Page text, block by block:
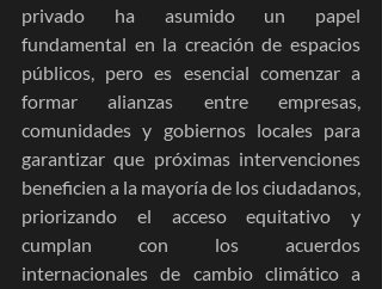
privado ha asumido un papel
fundamental en la creación de espacios
públicos, pero es esencial comenzar a
formar alianzas entre empresas,
comunidades y gobiernos locales para
garantizar que próximas intervenciones
beneficien a la mayoría de los ciudadanos,
priorizando el acceso equitativo y
cumplan con los acuerdos
internacionales de cambio climático a